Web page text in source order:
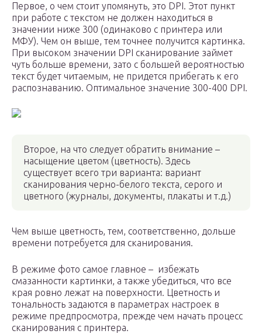
Первое, о чем стоит упомянуть, это DPI. Этот пункт
при работе с текстом не должен находиться в
значении ниже 300 (одинаково с принтера или
МФУ). Чем он выше, тем точнее получится картинка.
При высоком значении DPI сканирование займет
чуть больше времени, зато с большей вероятностью
текст будет читаемым, не придется прибегать к его
распознаванию. Оптимальное значение 300-400 DPI.
Второе, на что следует обратить внимание –
насыщение цветом (цветность). Здесь
существует всего три варианта: вариант
сканирования черно-белого текста, серого и
цветного (журналы, документы, плакаты и т.д.)
Чем выше цветность, тем, соответственно, дольше
времени потребуется для сканирования.
В режиме фото самое главное – избежать
смазанности картинки, а также убедиться, что все
края ровно лежат на поверхности. Цветность и
тональность задаются в параметрах настроек в
режиме предпросмотра, прежде чем начать процесс
сканирования с принтера.